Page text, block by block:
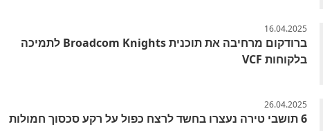
16.04.2025
ברודקום מרחיבה את תוכנית Broadcom Knights לתמיכה
בלקוחות VCF
26.04.2025
6 תושבי טירה נעצרו בחשד לרצח כפול על רקע סכסוך חמולות